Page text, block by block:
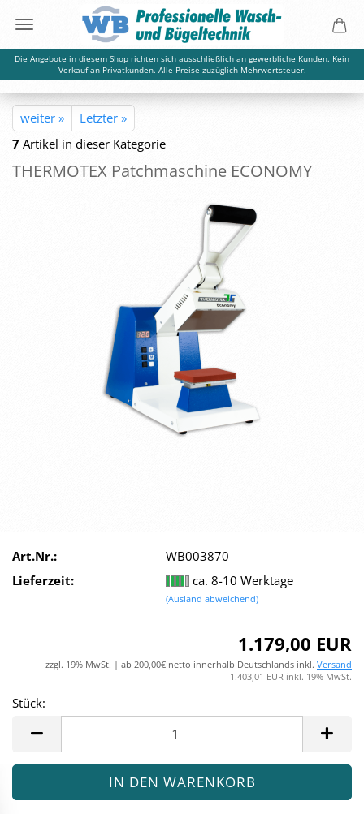
Die Angebote in diesem Shop richten sich ausschließlich an gewerbliche Kunden. Kein
Verkauf an Privatkunden. Alle Preise zuzüglich Mehrwertsteuer.
weiter »
Letzter »
7 Artikel in dieser Kategorie
THER­MO­TEX Patch­ma­schi­ne ECO­NO­MY
Art.Nr.:
WB003870
Lieferzeit:
ca. 8-10 Werktage
(Ausland abweichend)
1.179,00 EUR
zzgl. 19% MwSt. | ab 200,00€ netto innerhalb Deutschlands inkl. Versand
1.403,01 EUR inkl. 19% MwSt.
Stück: